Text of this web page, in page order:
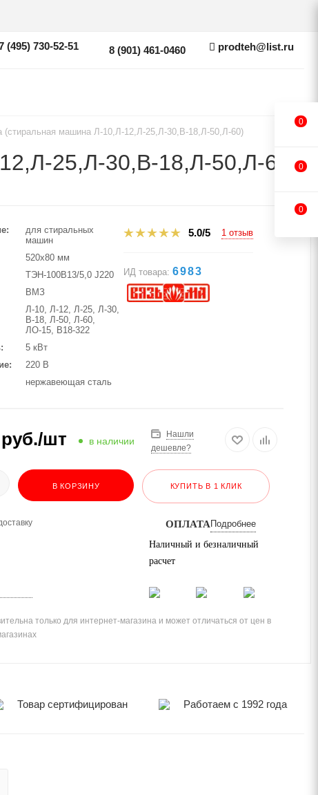
(495) 730-52-51 8 (901) 461-0460 prodteh@list.ru
машина Л-10,Л-12,Л-25,Л-30,В-18,Л-50,Л-60)
25,Л-30,В-18,Л-50,Л-60)
для стиральных
машин
520х80 мм
ТЭН-100В13/5,0 J220
ВМЗ
Л-10, Л-12, Л-25, Л-30,
В-18, Л-50, Л-60,
ЛО-15, В18-322
5 кВт
220 В
нержавеющая сталь
5.0/5 1 отзыв
ИД товара: 6983
руб./шт в наличии
Нашли
дешевле?
В КОРЗИНУ КУПИТЬ В 1 КЛИК
ОПЛАТА Подробнее
Наличный и безналичный
расчет
только для интернет-магазина и может отличаться от цен в
Товар сертифицирован Работаем с 1992 года
0
0
0